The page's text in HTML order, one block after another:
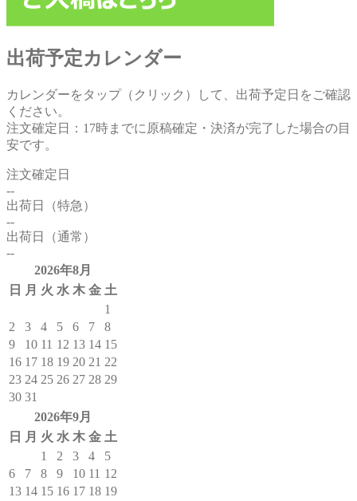
出荷予定カレンダー
カレンダーをタップ（クリック）して、出荷予定日をご確認
ください。
注文確定日：17時までに原稿確定・決済が完了した場合の目
安です。
注文確定日
--
出荷日（特急）
--
出荷日（通常）
--
2026年8月
日
月 火 水 木 金 土
1
2
3 4 5 6 7
8
9
10 11 12 13 14 15
16 17 18 19 20 21 22
23 24 25 26 27 28 29
30 31
2026年9月
日
月 火 水 木 金 土
1
2 3 4
5
6
7 8 9 10 11 12
13 14 15 16 17 18 19